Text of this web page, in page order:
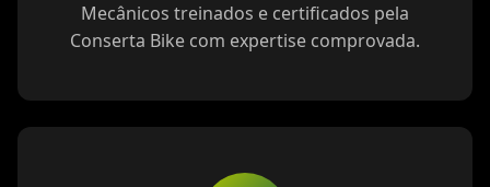
Mecânicos treinados e certificados pela
Conserta Bike com expertise comprovada.